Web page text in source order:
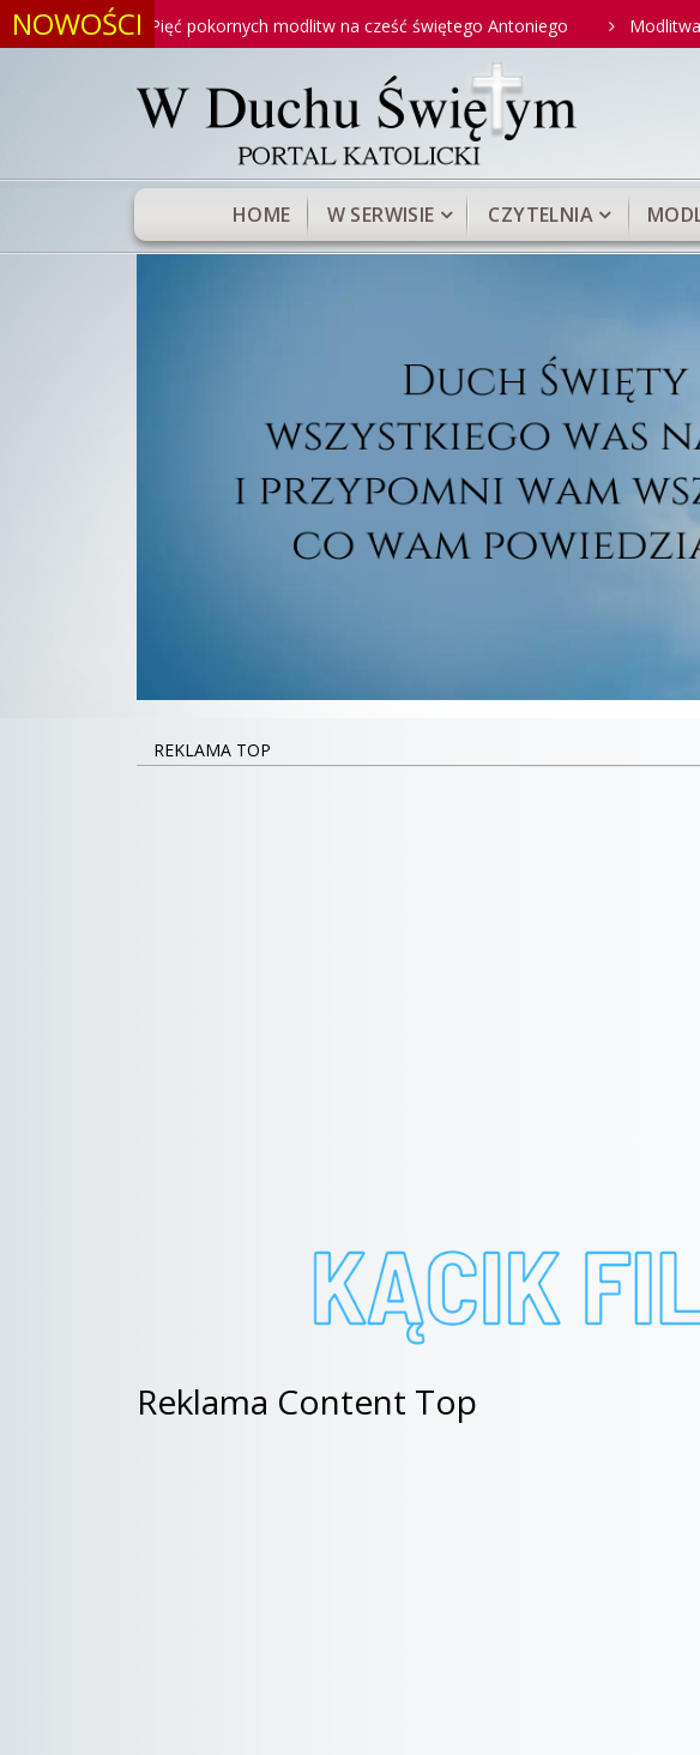
NOWOŚCI
Pięć pokornych modlitw na cześć świętego Antoniego Modlitwa do
HOME W SERWISIE CZYTELNIA
REKLAMA TOP
Reklama Content Top